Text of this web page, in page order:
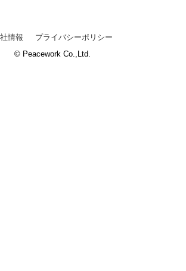
情報
プライバシーポリシー
© Peacework Co.,Ltd.